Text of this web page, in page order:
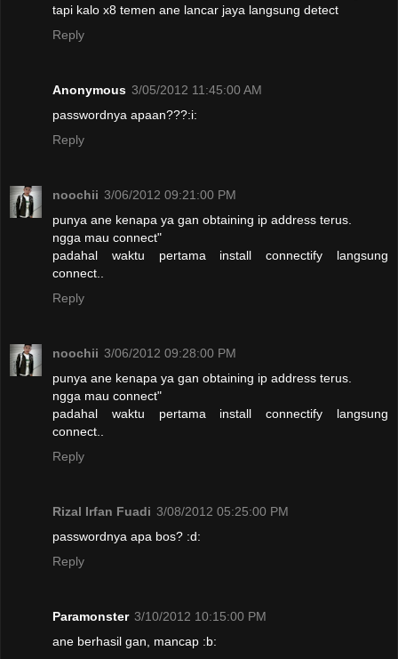
tapi kalo x8 temen ane lancar jaya langsung detect
Reply
Anonymous 3/05/2012 11:45:00 AM
passwordnya apaan???:i:
Reply
noochii 3/06/2012 09:21:00 PM
punya ane kenapa ya gan obtaining ip address terus.
ngga mau connect"
padahal waktu pertama install connectify langsung
connect..
Reply
noochii 3/06/2012 09:28:00 PM
punya ane kenapa ya gan obtaining ip address terus.
ngga mau connect"
padahal waktu pertama install connectify langsung
connect..
Reply
Rizal Irfan Fuadi 3/08/2012 05:25:00 PM
passwordnya apa bos? :d:
Reply
Paramonster 3/10/2012 10:15:00 PM
ane berhasil gan, mancap :b: